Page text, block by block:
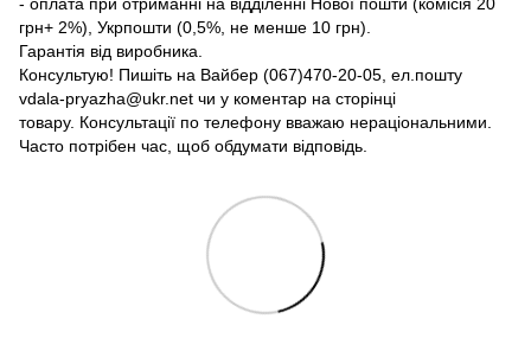
грн+ 2%), Укрпошти (0,5%, не менше 10 грн).
Гарантія від виробника.
Консультую! Пишіть на Вайбер (067)470-20-05, ел.пошту
vdala-pryazha@ukr.net чи у коментар на сторінці
товару. Консультації по телефону вважаю нераціональними.
Часто потрібен час, щоб обдумати відповідь.